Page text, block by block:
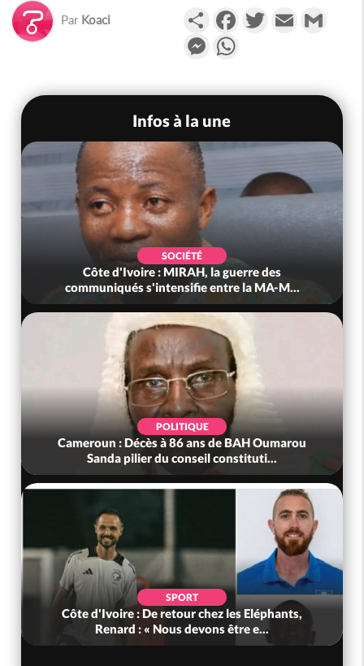
Par Koaci PartagerFacebookTwitterEmail
Messenger
Infos à la une
SOCIÉTÉ
Côte d'Ivoire : MIRAH, la guerre des
communiqués s'intensifie entre la MA-M...
POLITIQUE
Cameroun : Décès à 86 ans de BAH Oumarou
Sanda pilier du conseil constituti...
SPORT
Côte d'Ivoire : De retour chez les Eléphants,
Renard : « Nous devons être e...